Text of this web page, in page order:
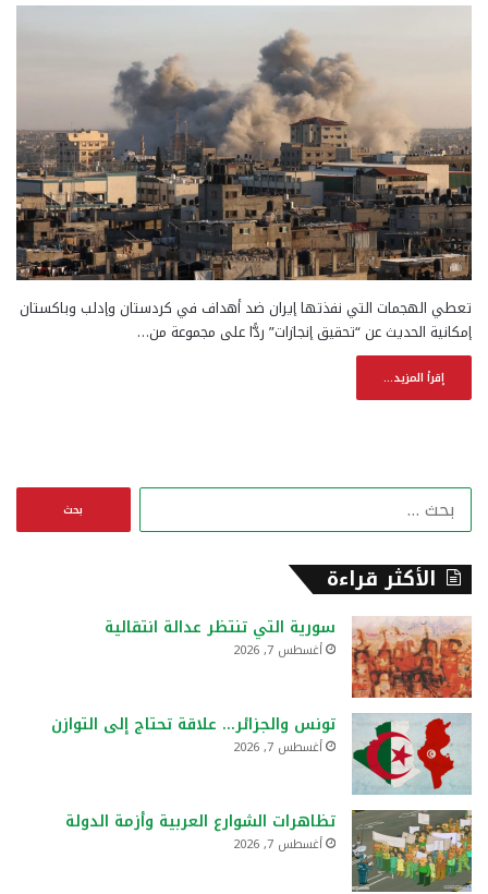
تعطي الهجمات التي نفذتها إيران ضد أهداف في كردستان وإدلب وباكستان
إمكانية الحديث عن “تحقيق إنجازات” ردًّا على مجموعة من…
إقرأ المزيد...
ن
الأكثر قراءة
سورية التي تنتظر عدالة انتقالية
أغسطس 7, 2026
تونس والجزائر… علاقة تحتاج إلى التوازن
أغسطس 7, 2026
تظاهرات الشوارع العربية وأزمة الدولة
أغسطس 7, 2026